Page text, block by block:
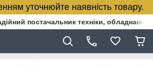
уточнюйте наявність товару.
постачальник техніки, обладнання